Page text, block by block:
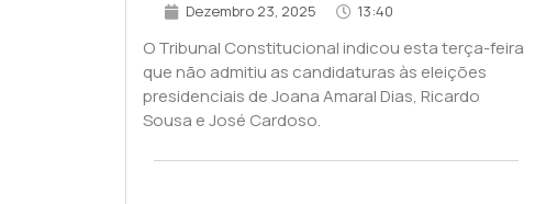
Dezembro 23, 2025 13:40
O Tribunal Constitucional indicou esta terça-feira
que não admitiu as candidaturas às eleições
presidenciais de Joana Amaral Dias, Ricardo
Sousa e José Cardoso.